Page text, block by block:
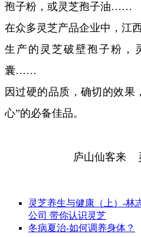
孢子粉，或灵芝孢子油……
在众多灵芝产品企业中，江
生产的灵芝破壁孢子粉，
囊……
因过硬的品质，确切的效果
心”的必备佳品。
庐山仙客来
灵芝养生与健康（上）-林
公司 带你认识灵芝
冬病夏治-如何调养身体？